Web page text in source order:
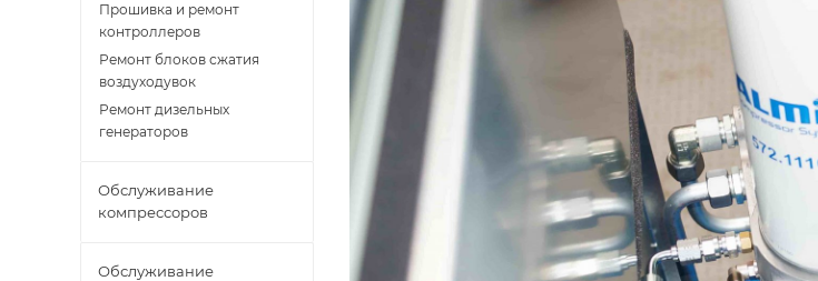
Прошивка и ремонт
контроллеров
Ремонт блоков сжатия
воздуходувок
Ремонт дизельных
генераторов
Обслуживание
компрессоров
Обслуживание